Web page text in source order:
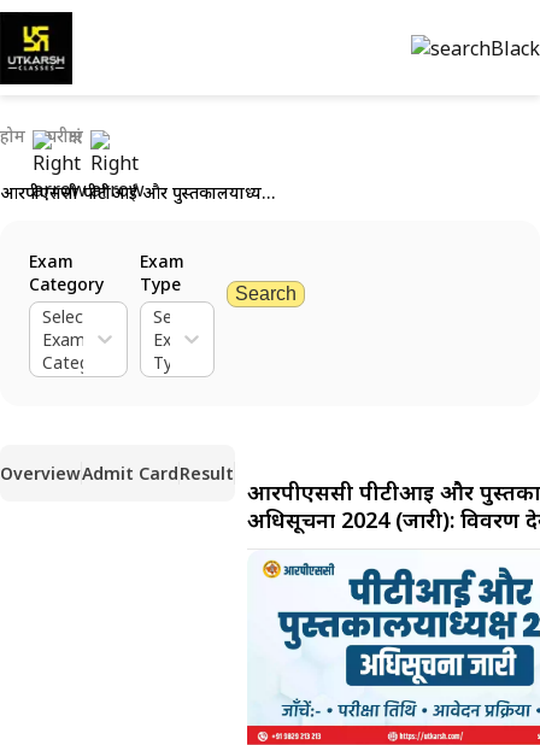
होम परीक्षाएं
आरपीएससी पीटीआई और पुस्तकालयाध्यक्ष अधिसूचना 2024 (जारी): विवरण देखें
Exam
Category
Select
Exam
Category
Exam
Type
Select
Exam
Type
Search
OverviewAdmit CardResult
आरपीएससी पीटीआई और
अधिसूचना 2024 (जारी): विवरण